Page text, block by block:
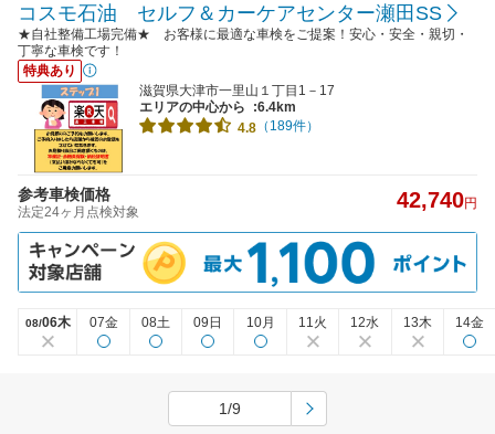
コスモ石油 セルフ＆カーケアセンター瀬田SS
★自社整備工場完備★ お客様に最適な車検をご提案！安心・安全・親切・
丁寧な車検です！
特典あり
滋賀県大津市一里山１丁目1－17
エリアの中心から
:6.4km
4.8 （189件）
参考車検価格
法定24ヶ月点検対象 42,740円
08/06木 07金 08土 09日 10月 11火 12水 13木 14金
1/9